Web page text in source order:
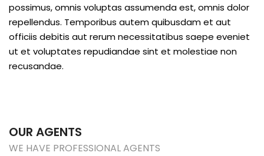
possimus, omnis voluptas assumenda est, omnis dolor
repellendus. Temporibus autem quibusdam et aut
officiis debitis aut rerum necessitatibus saepe eveniet
ut et voluptates repudiandae sint et molestiae non
recusandae.
OUR AGENTS
WE HAVE PROFESSIONAL AGENTS